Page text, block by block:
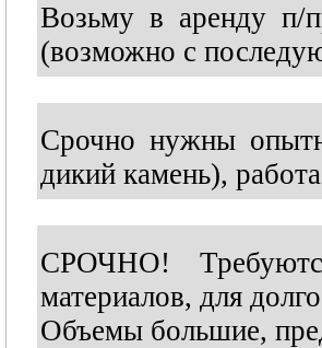
Возьму в аренду п/
(возможно с
Срочно нужны
дикий камень),
СРОЧНО!
материалов, для
Объемы большие,